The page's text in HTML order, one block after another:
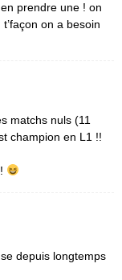
prendre une ! on
on a besoin
matchs nuls (11
champion en L1 !!
depuis longtemps